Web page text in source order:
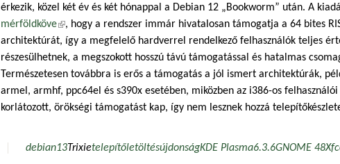
érkezik, közel két év és két hónappal a Debian 12 „Bookworm” után. A
mérföldköve(külső hivatkozás)
, hogy a rendszer immár hivatalosan támogatja a 64 bites
architektúrát, így a megfelelő hardverrel rendelkező felhasználók teljes
részesülhetnek, a megszokott hosszú távú támogatással és hatalmas
Természetesen továbbra is erős a támogatás a jól ismert architektúrák,
armel, armhf, ppc64el és s390x esetében, miközben az i386-os
korlátozott, örökségi támogatást kap, így nem lesznek hozzá
debian13TrixietelepítőletöltésújdonságKDE Plasma6.3.6GNOME 48